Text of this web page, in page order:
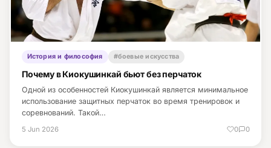
История и философия #боевые искусства
Почему в Киокушинкай бьют без перчаток
Одной из особенностей Киокушинкай является минимальное
использование защитных перчаток во время тренировок и
соревнований. Такой…
5 Jun 2026 0 0